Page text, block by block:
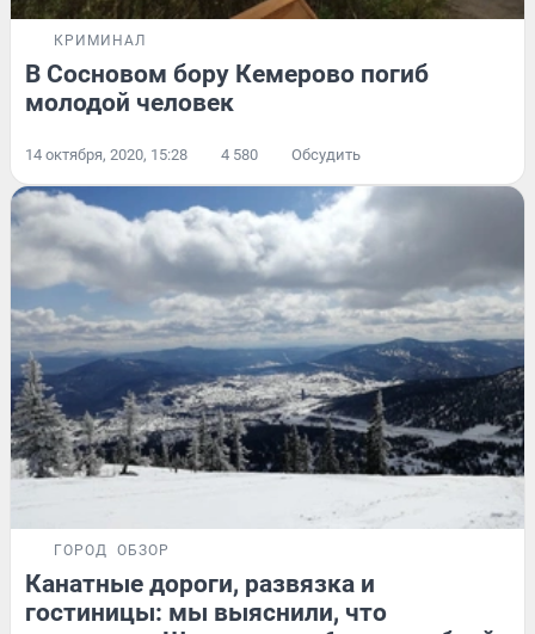
КРИМИНАЛ
В Сосновом бору Кемерово погиб
молодой человек
14 октября, 2020, 15:28 4 580 Обсудить
ГОРОД ОБЗОР
Канатные дороги, развязка и
гостиницы: мы выяснили, что